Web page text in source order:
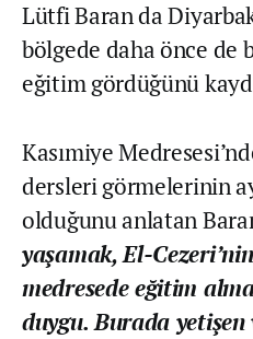
Lütfi Baran da
bölgede daha önce de
eğitim gördüğünü
Kasımiye
dersleri görmelerinin
olduğunu anlatan
yaşamak, El-
medresede eğitim
duygu. Burada yetişen